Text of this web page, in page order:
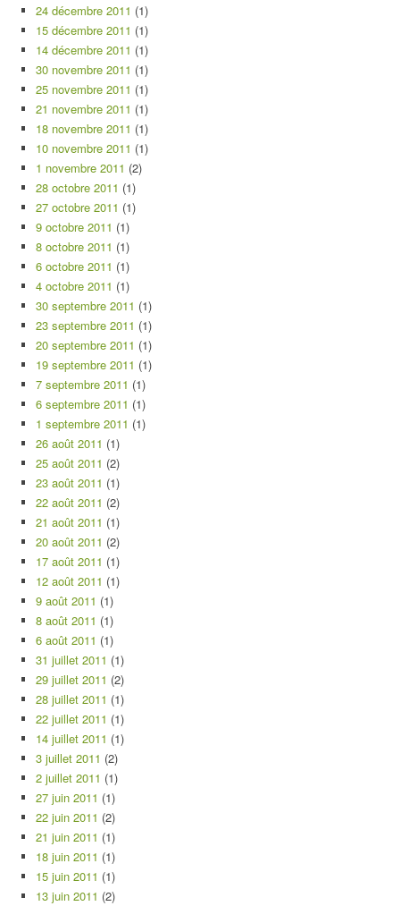
24 décembre 2011 (1)
15 décembre 2011 (1)
14 décembre 2011 (1)
30 novembre 2011 (1)
25 novembre 2011 (1)
21 novembre 2011 (1)
18 novembre 2011 (1)
10 novembre 2011 (1)
1 novembre 2011 (2)
28 octobre 2011 (1)
27 octobre 2011 (1)
9 octobre 2011 (1)
8 octobre 2011 (1)
6 octobre 2011 (1)
4 octobre 2011 (1)
30 septembre 2011 (1)
23 septembre 2011 (1)
20 septembre 2011 (1)
19 septembre 2011 (1)
7 septembre 2011 (1)
6 septembre 2011 (1)
1 septembre 2011 (1)
26 août 2011 (1)
25 août 2011 (2)
23 août 2011 (1)
22 août 2011 (2)
21 août 2011 (1)
20 août 2011 (2)
17 août 2011 (1)
12 août 2011 (1)
9 août 2011 (1)
8 août 2011 (1)
6 août 2011 (1)
31 juillet 2011 (1)
29 juillet 2011 (2)
28 juillet 2011 (1)
22 juillet 2011 (1)
14 juillet 2011 (1)
3 juillet 2011 (2)
2 juillet 2011 (1)
27 juin 2011 (1)
22 juin 2011 (2)
21 juin 2011 (1)
18 juin 2011 (1)
15 juin 2011 (1)
13 juin 2011 (2)